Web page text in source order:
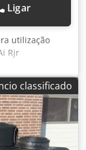
Ligar
utilização
Rjr
classificado